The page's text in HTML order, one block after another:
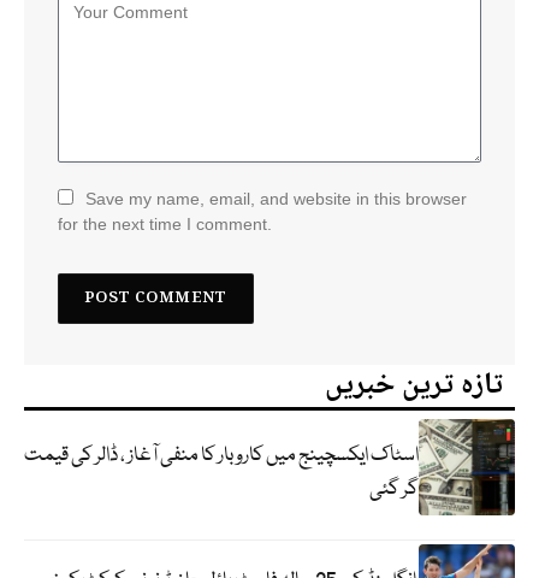
Save my name, email, and website in this browser
for the next time I comment.
تازہ ترین خبریں
اسٹاک ایکسچینج میں کاروبار کا منفی آغاز ، ڈالر کی قیمت
گر گئی